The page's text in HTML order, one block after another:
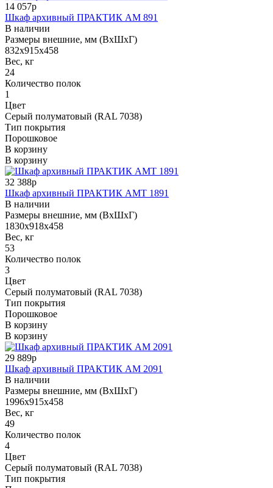
14 057р
Шкаф архивный ПРАКТИК AM 891
В наличии
Размеры внешние, мм (ВхШхГ)
832x915x458
Вес, кг
24
Количество полок
1
Цвет
Серый полуматовый (RAL 7038)
Тип покрытия
Порошковое
В корзину
В корзину
32 388р
Шкаф архивный ПРАКТИК AMT 1891
В наличии
Размеры внешние, мм (ВхШхГ)
1830x918x458
Вес, кг
53
Количество полок
3
Цвет
Серый полуматовый (RAL 7038)
Тип покрытия
Порошковое
В корзину
В корзину
29 889р
Шкаф архивный ПРАКТИК AM 2091
В наличии
Размеры внешние, мм (ВхШхГ)
1996x915x458
Вес, кг
49
Количество полок
4
Цвет
Серый полуматовый (RAL 7038)
Тип покрытия